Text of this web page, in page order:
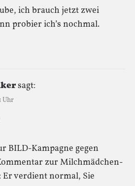
ich brauch jetzt zwei
probier ich’s nochmal.
sagt:
Uhr
BILD-Kampagne gegen
zur Milchmädchen-
verdient normal, Sie